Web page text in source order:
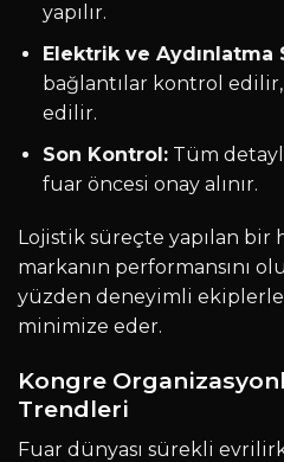
yapılır.
Elektrik ve Aydınlatma
bağlantılar kontrol
edilir.
Son Kontrol:Tüm
fuar öncesi onay alınır.
Lojistik süreçte yapılan
markanın performansını
yüzden deneyimli ekiplerle
minimize eder.
Kongre
Trendleri
Fuar dünyası sürekli